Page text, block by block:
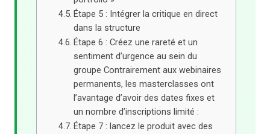
Étape 5 : Intégrer la critique en direct
dans la structure
Étape 6 : Créez une rareté et un
sentiment d’urgence au sein du
groupe Contrairement aux webinaires
permanents, les masterclasses ont
l’avantage d’avoir des dates fixes et
un nombre d’inscriptions limité :
Étape 7 : lancez le produit avec des